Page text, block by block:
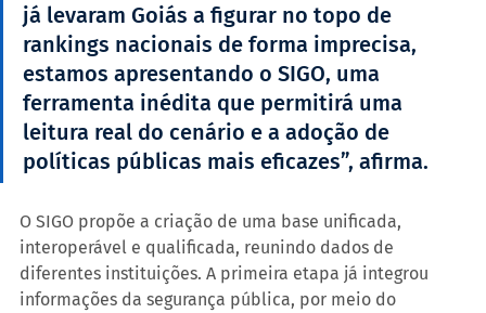
já levaram Goiás a figurar no topo de
rankings nacionais de forma imprecisa,
estamos apresentando o SIGO, uma
ferramenta inédita que permitirá uma
leitura real do cenário e a adoção de
políticas públicas mais eficazes”, afirma.
O SIGO propõe a criação de uma base unificada,
interoperável e qualificada, reunindo dados de
diferentes instituições. A primeira etapa já integrou
informações da segurança pública, por meio do